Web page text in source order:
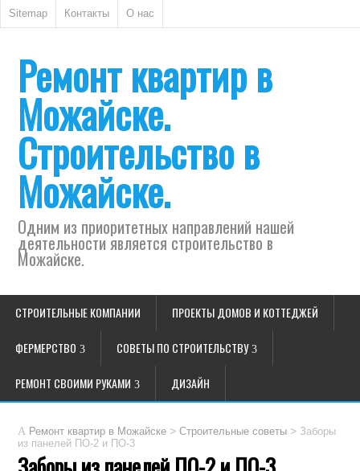
Sitemap Контакты О нас
Ремонт квартир в
Можайске.
Строительство в
Можайске.
Одним из приоритетных направлений нашей
деятельности является строительство в
Можайске.
СТРОИТЕЛЬНЫЕ КОМПАНИИ ПРОЕКТЫ ДОМОВ И КОТТЕДЖЕЙ
ФЕРМЕРСТВО СОВЕТЫ ПО СТРОИТЕЛЬСТВУ
РЕМОНТ СВОИМИ РУКАМИ ДИЗАЙН
Ремонт квартир в Можайске >Строительные советы > Заборы
из панелей ПО-2 и ПО-3